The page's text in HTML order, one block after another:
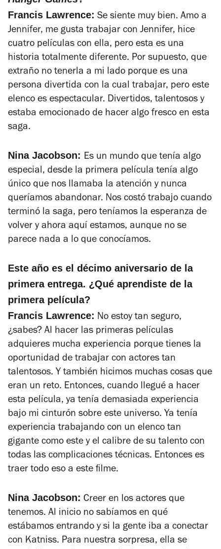
Francis Lawrence: Se siente muy bien. Amo a
Jennifer, me gusta trabajar con Jennifer, hice
cuatro películas con ella, pero esta es una
historia totalmente diferente. Por supuesto, que
extraño no tenerla a mi lado porque es una
persona divertida con la cual trabajar, pero este
elenco es espectacular. Divertidos, talentosos y
estaba emocionado de hacer algo fresco en esta
saga.
Nina Jacobson: Es un mundo que tenía algo
especial, desde la primera película tenía algo
único que nos llamaba la atención y nunca
queríamos abandonar. Nos costó trabajo cuando
terminó la saga, pero teníamos la esperanza de
volver y ahora aquí estamos, aunque no se
parece nada a lo que conocíamos.
Este año es el décimo aniversario de la
primera entrega. ¿Qué aprendiste de la
primera película?
Francis Lawrence: No estoy tan seguro,
¿sabes? Al hacer las primeras películas
adquieres mucha experiencia porque tienes la
oportunidad de trabajar con actores tan
talentosos. Y también hicimos muchas cosas que
eran un reto. Entonces, cuando llegué a hacer
esta película, ya tenía demasiada experiencia
bajo mi cinturón sobre este universo. Ya tenía
experiencia trabajando con un elenco tan
gigante como este y el calibre de su talento con
todas las complicaciones técnicas. Entonces es
traer todo eso a este filme.
Nina Jacobson: Creer en los actores que
tenemos. Al inicio no sabíamos en qué
estábamos entrando y si la gente iba a conectar
con Katniss. Para nuestra sorpresa, ella se